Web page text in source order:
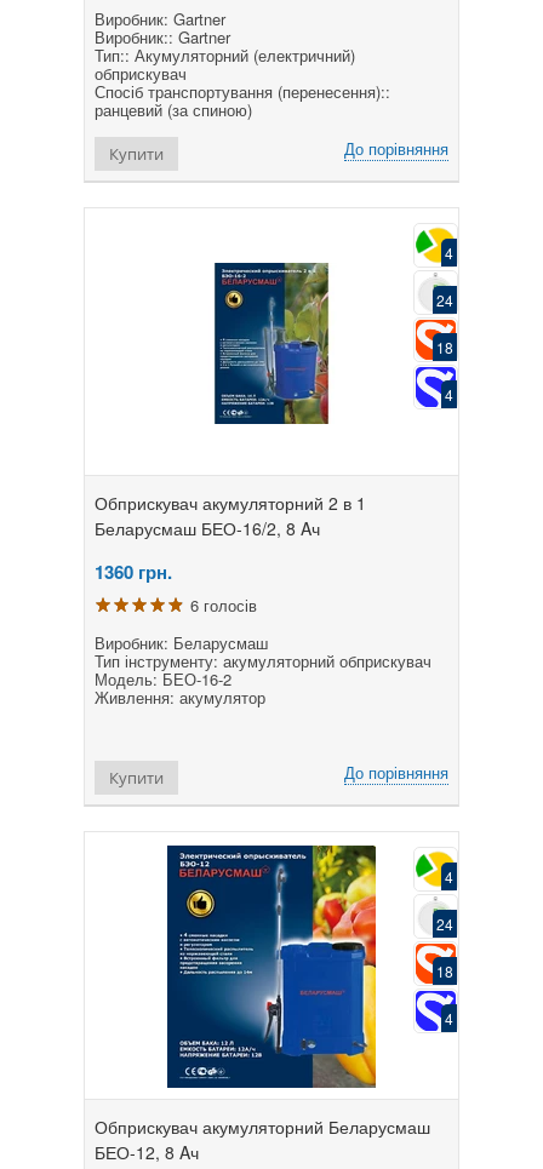
Виробник: Gartner
Виробник:: Gartner
Тип:: Акумуляторний (електричний)
обприскувач
Спосіб транспортування (перенесення)::
ранцевий (за спиною)
До порівняння
Купити
4
24
18
4
Обприскувач акумуляторний 2 в 1
Беларусмаш БЕО-16/2, 8 Aч
1360 грн.
6 голосів
Виробник: Беларусмаш
Тип інструменту: акумуляторний обприскувач
Модель: БЕО-16-2
Живлення: акумулятор
До порівняння
Купити
4
24
18
4
Обприскувач акумуляторний Беларусмаш
БЕО-12, 8 Aч